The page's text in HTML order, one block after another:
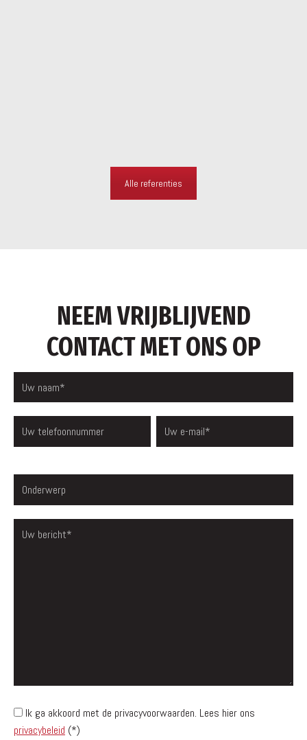
Alle referenties
NEEM VRIJBLIJVEND
CONTACT MET ONS OP
Ik ga akkoord met de privacyvoorwaarden. Lees hier ons
privacybeleid (*)